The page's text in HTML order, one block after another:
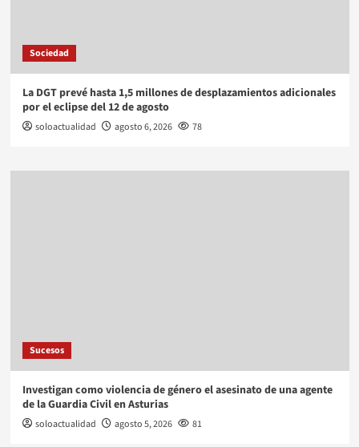
Sociedad
La DGT prevé hasta 1,5 millones de desplazamientos adicionales
por el eclipse del 12 de agosto
soloactualidad agosto 6, 2026 78
Sucesos
Investigan como violencia de género el asesinato de una agente
de la Guardia Civil en Asturias
soloactualidad agosto 5, 2026 81